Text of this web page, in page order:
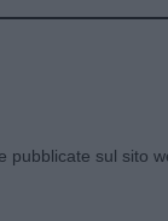
pubblicate sul sito